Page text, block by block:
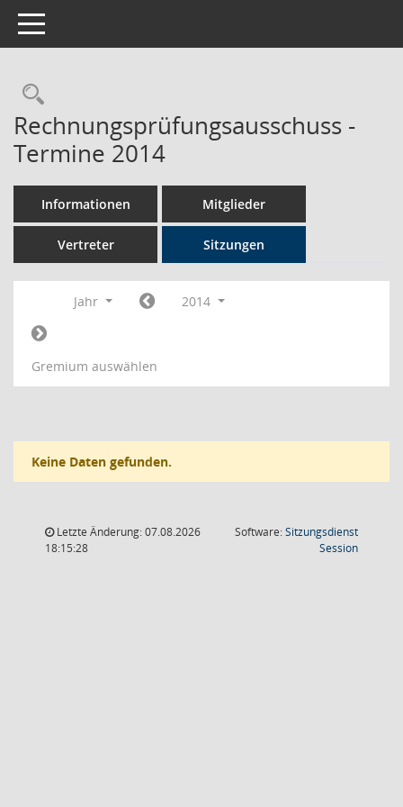
Toggle navigation
Rechercheauswahl
Rechnungsprüfungsausschuss -
Termine 2014
Informationen Mitglieder
Vertreter Sitzungen
Jahr 2014
Gremium auswählen
Keine Daten gefunden.
Letzte Änderung: 07.08.2026
18:15:28
Software:Sitzungsdienst
Session(Wird in